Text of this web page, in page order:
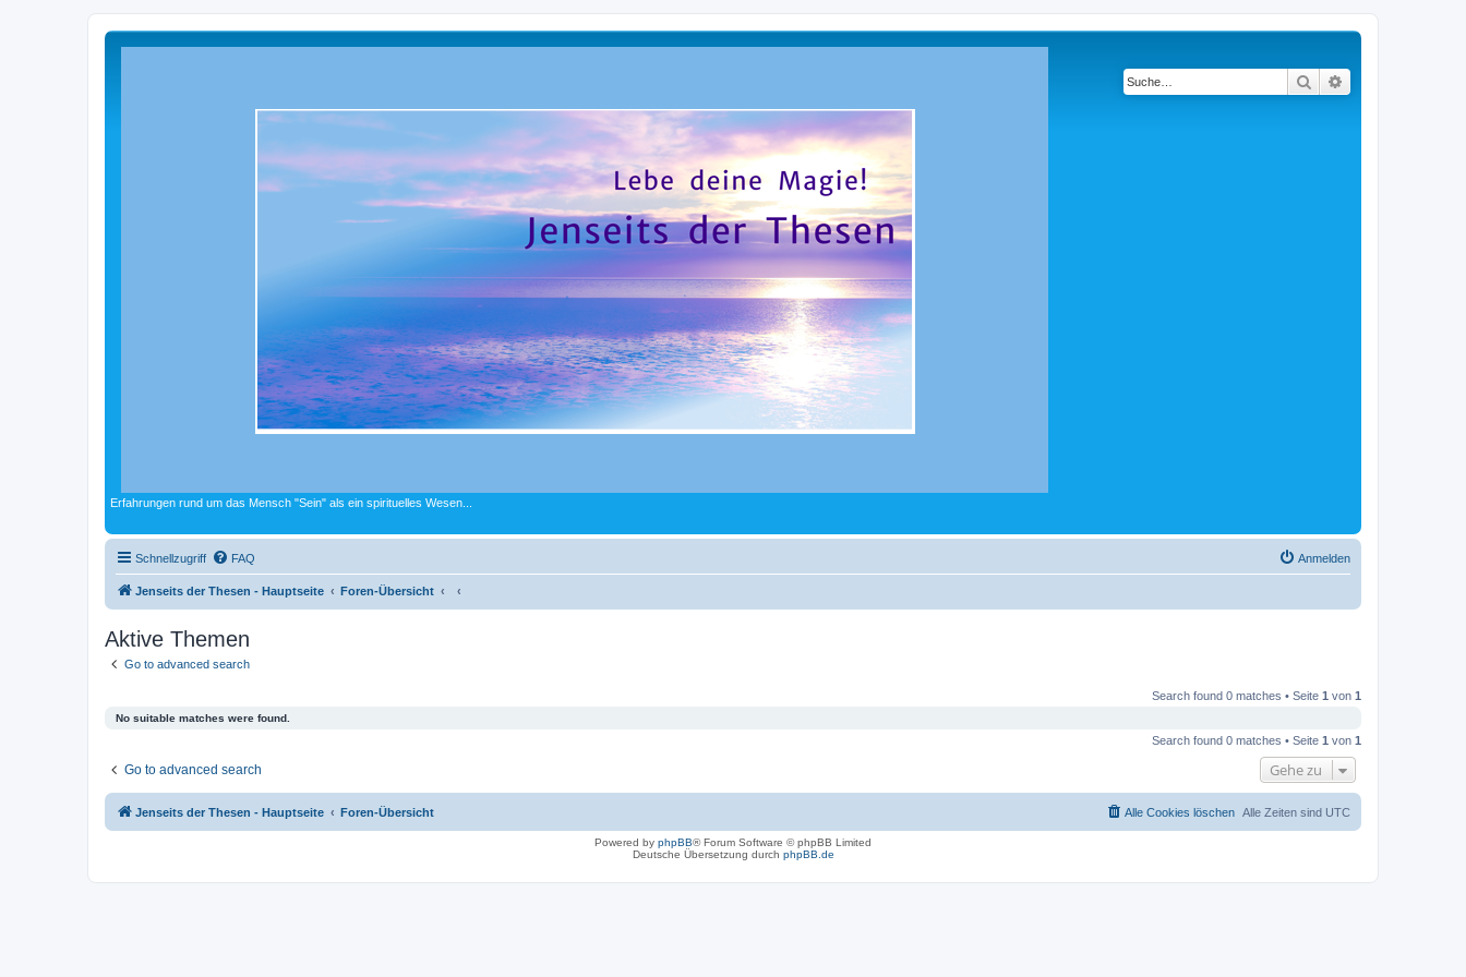
Erfahrungen rund um das Mensch "Sein" als ein spirituelles Wesen...
Suche
Schnellzugriff FAQ Anmelden
Jenseits der Thesen - Hauptseite Foren-Übersicht
Aktive Themen
Go to advanced search
Search found 0 matches • Seite 1 von 1
No suitable matches were found.
Search found 0 matches • Seite 1 von 1
Go to advanced search Gehe zu
Jenseits der Thesen - Hauptseite Foren-Übersicht Alle Zeiten sind UTC
Alle Cookies löschen
Powered by phpBB® Forum Software © phpBB Limited
Deutsche Übersetzung durch phpBB.de